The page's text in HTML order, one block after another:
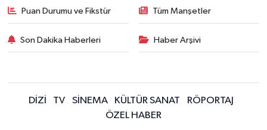
Puan Durumu ve Fikstür Tüm Manşetler
Son Dakika Haberleri Haber Arşivi
DİZİ TV SİNEMA KÜLTÜR SANAT
RÖPORTAJ
ÖZEL HABER